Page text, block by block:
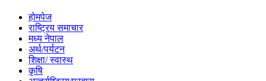
होमपेज
राष्ट्रिय समाचार
मध्य नेपाल
अर्थ/पर्यटन
शिक्षा/ स्वास्थ
कृषि